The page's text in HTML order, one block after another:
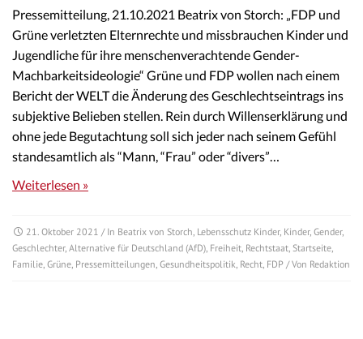
Pressemitteilung, 21.10.2021 Beatrix von Storch: „FDP und
Grüne verletzten Elternrechte und missbrauchen Kinder und
Jugendliche für ihre menschenverachtende Gender-
Machbarkeitsideologie“ Grüne und FDP wollen nach einem
Bericht der WELT die Änderung des Geschlechtseintrags ins
subjektive Belieben stellen. Rein durch Willenserklärung und
ohne jede Begutachtung soll sich jeder nach seinem Gefühl
standesamtlich als “Mann, “Frau” oder “divers”…
Weiterlesen »
21. Oktober 2021 / In Beatrix von Storch, Lebensschutz Kinder, Kinder, Gender,
Geschlechter, Alternative für Deutschland (AfD), Freiheit, Rechtstaat, Startseite,
Familie, Grüne, Pressemitteilungen, Gesundheitspolitik, Recht, FDP / Von Redaktion